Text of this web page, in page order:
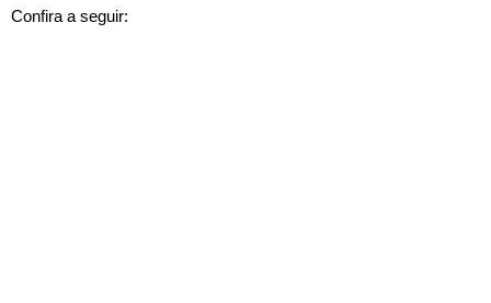
Confira a seguir: